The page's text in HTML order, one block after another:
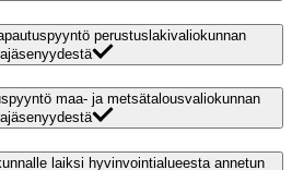
perustuslakivaliokunnan
maa- ja metsätalousvaliokunnan
laiksi hyvinvointialueesta annetun